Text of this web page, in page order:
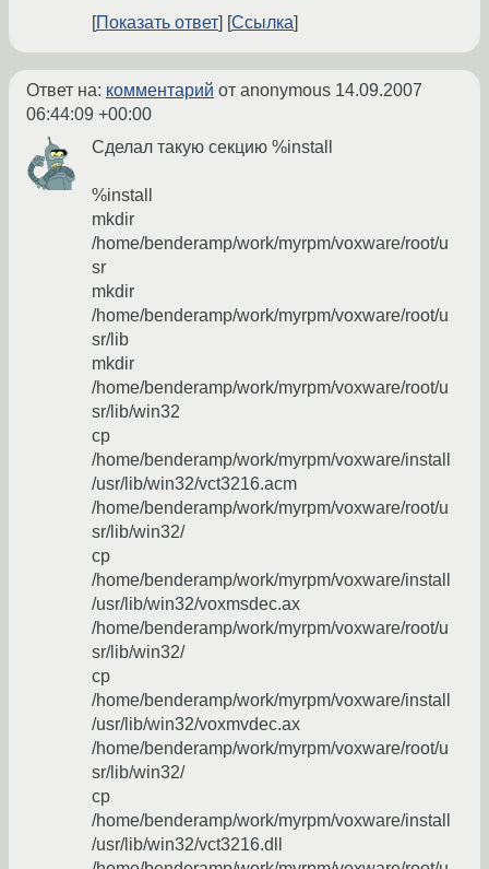
Показать ответ
Ссылка
Ответ на: комментарий от anonymous 14.09.2007
06:44:09 +00:00
Сделал такую секцию %install
%install
mkdir
/home/benderamp/work/myrpm/voxware/root/u
sr
mkdir
/home/benderamp/work/myrpm/voxware/root/u
sr/lib
mkdir
/home/benderamp/work/myrpm/voxware/root/u
sr/lib/win32
cp
/home/benderamp/work/myrpm/voxware/install
/usr/lib/win32/vct3216.acm
/home/benderamp/work/myrpm/voxware/root/u
sr/lib/win32/
cp
/home/benderamp/work/myrpm/voxware/install
/usr/lib/win32/voxmsdec.ax
/home/benderamp/work/myrpm/voxware/root/u
sr/lib/win32/
cp
/home/benderamp/work/myrpm/voxware/install
/usr/lib/win32/voxmvdec.ax
/home/benderamp/work/myrpm/voxware/root/u
sr/lib/win32/
cp
/home/benderamp/work/myrpm/voxware/install
/usr/lib/win32/vct3216.dll